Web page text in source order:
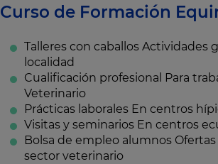
Curso de Formación
Talleres con caballos Actividades
localidad
Cualificación profesional Para
Veterinario
Prácticas laborales En centros
Visitas y seminarios En centros
Bolsa de empleo alumnos
sector veterinario